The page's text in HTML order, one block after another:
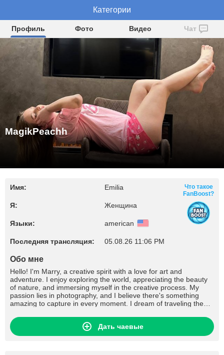
MagikPeachh
Профиль Фото Видео Чат
MagikPeachh
Имя: Emilia
Я: Женщина
Языки: american
Последняя трансляция: 05.08.26 11:06 PM
Что такое
FanBoost?
Обо мне
Hello! I'm Marry, a creative spirit with a love for art and
adventure. I enjoy exploring the world, appreciating the beauty
of nature, and immersing myself in the creative process. My
passion lies in photography, and I believe there's something
amazing to capture in every moment. I dream of traveling the
time, I often indulge in drawing and reading books that fuel my
imagination. Candid conversations, cultural events, and meeting
interesting people make my life rich and exciting. If I had a
Дать чаевые
Категории